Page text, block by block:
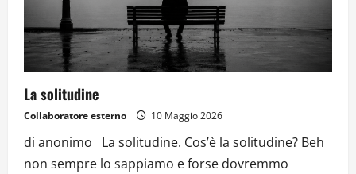
La solitudine
Collaboratore esterno 10 Maggio 2026
di anonimo La solitudine. Cos’è la solitudine? Beh
non sempre lo sappiamo e forse dovremmo